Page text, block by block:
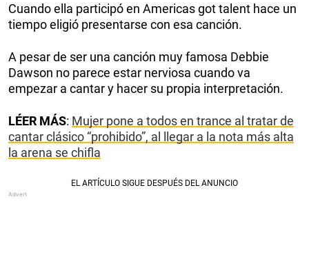
Cuando ella participó en Americas got talent hace un
tiempo eligió presentarse con esa canción.
A pesar de ser una canción muy famosa Debbie
Dawson no parece estar nerviosa cuando va
empezar a cantar y hacer su propia interpretación.
LÉER MÁS: Mujer pone a todos en trance al tratar de
cantar clásico “prohibido”, al llegar a la nota más alta
la arena se chifla